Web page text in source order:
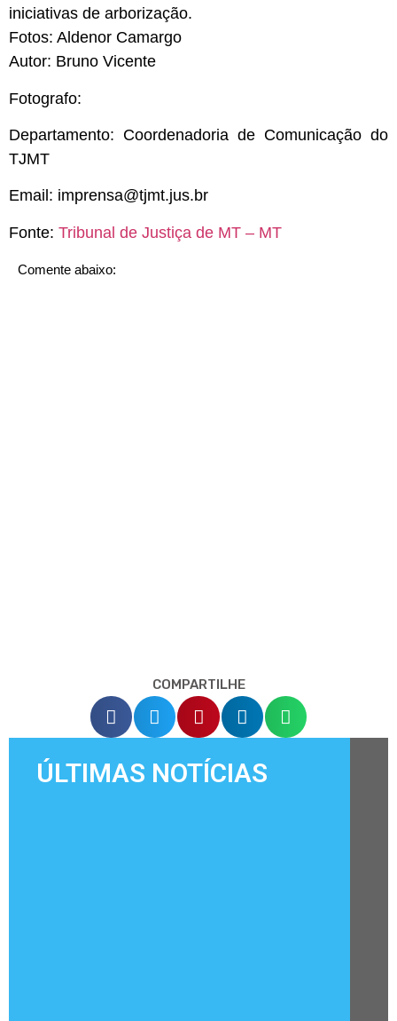
iniciativas de arborização.
Fotos: Aldenor Camargo
Autor: Bruno Vicente
Fotografo:
Departamento: Coordenadoria de Comunicação do
TJMT
Email: imprensa@tjmt.jus.br
Fonte: Tribunal de Justiça de MT – MT
Comente abaixo:
COMPARTILHE
ÚLTIMAS NOTÍCIAS